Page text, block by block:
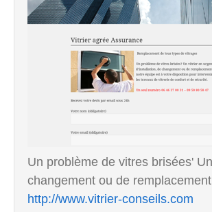
Un problème de vitres brisées'
changement ou de
http://www.vitrier-conseils.com